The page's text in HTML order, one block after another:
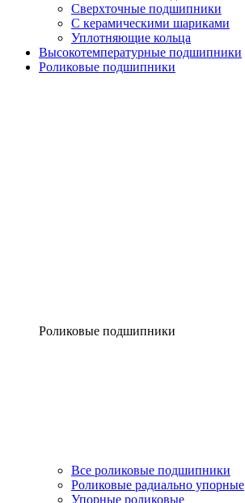
Сверхточные подшипники
С керамическими шариками
Уплотняющие кольца
Высокотемпературные подшипники
Роликовые подшипники
Роликовые подшипники
Все роликовые подшипники
Роликовые радиально упорные
Упорные роликовые